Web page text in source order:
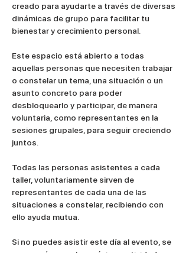
creado para ayudarte a través de diversas
dinámicas de grupo para facilitar tu
bienestar y crecimiento personal.
Este espacio está abierto a todas
aquellas personas que necesiten trabajar
o constelar un tema, una situación o un
asunto concreto para poder
desbloquearlo y participar, de manera
voluntaria, como representantes en la
sesiones grupales, para seguir creciendo
juntos.
Todas las personas asistentes a cada
taller, voluntariamente sirven de
representantes de cada una de las
situaciones a constelar, recibiendo con
ello ayuda mutua.
Si no puedes asistir este día al evento, se